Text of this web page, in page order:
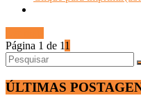
Página 1 de 11
ÚLTIMAS